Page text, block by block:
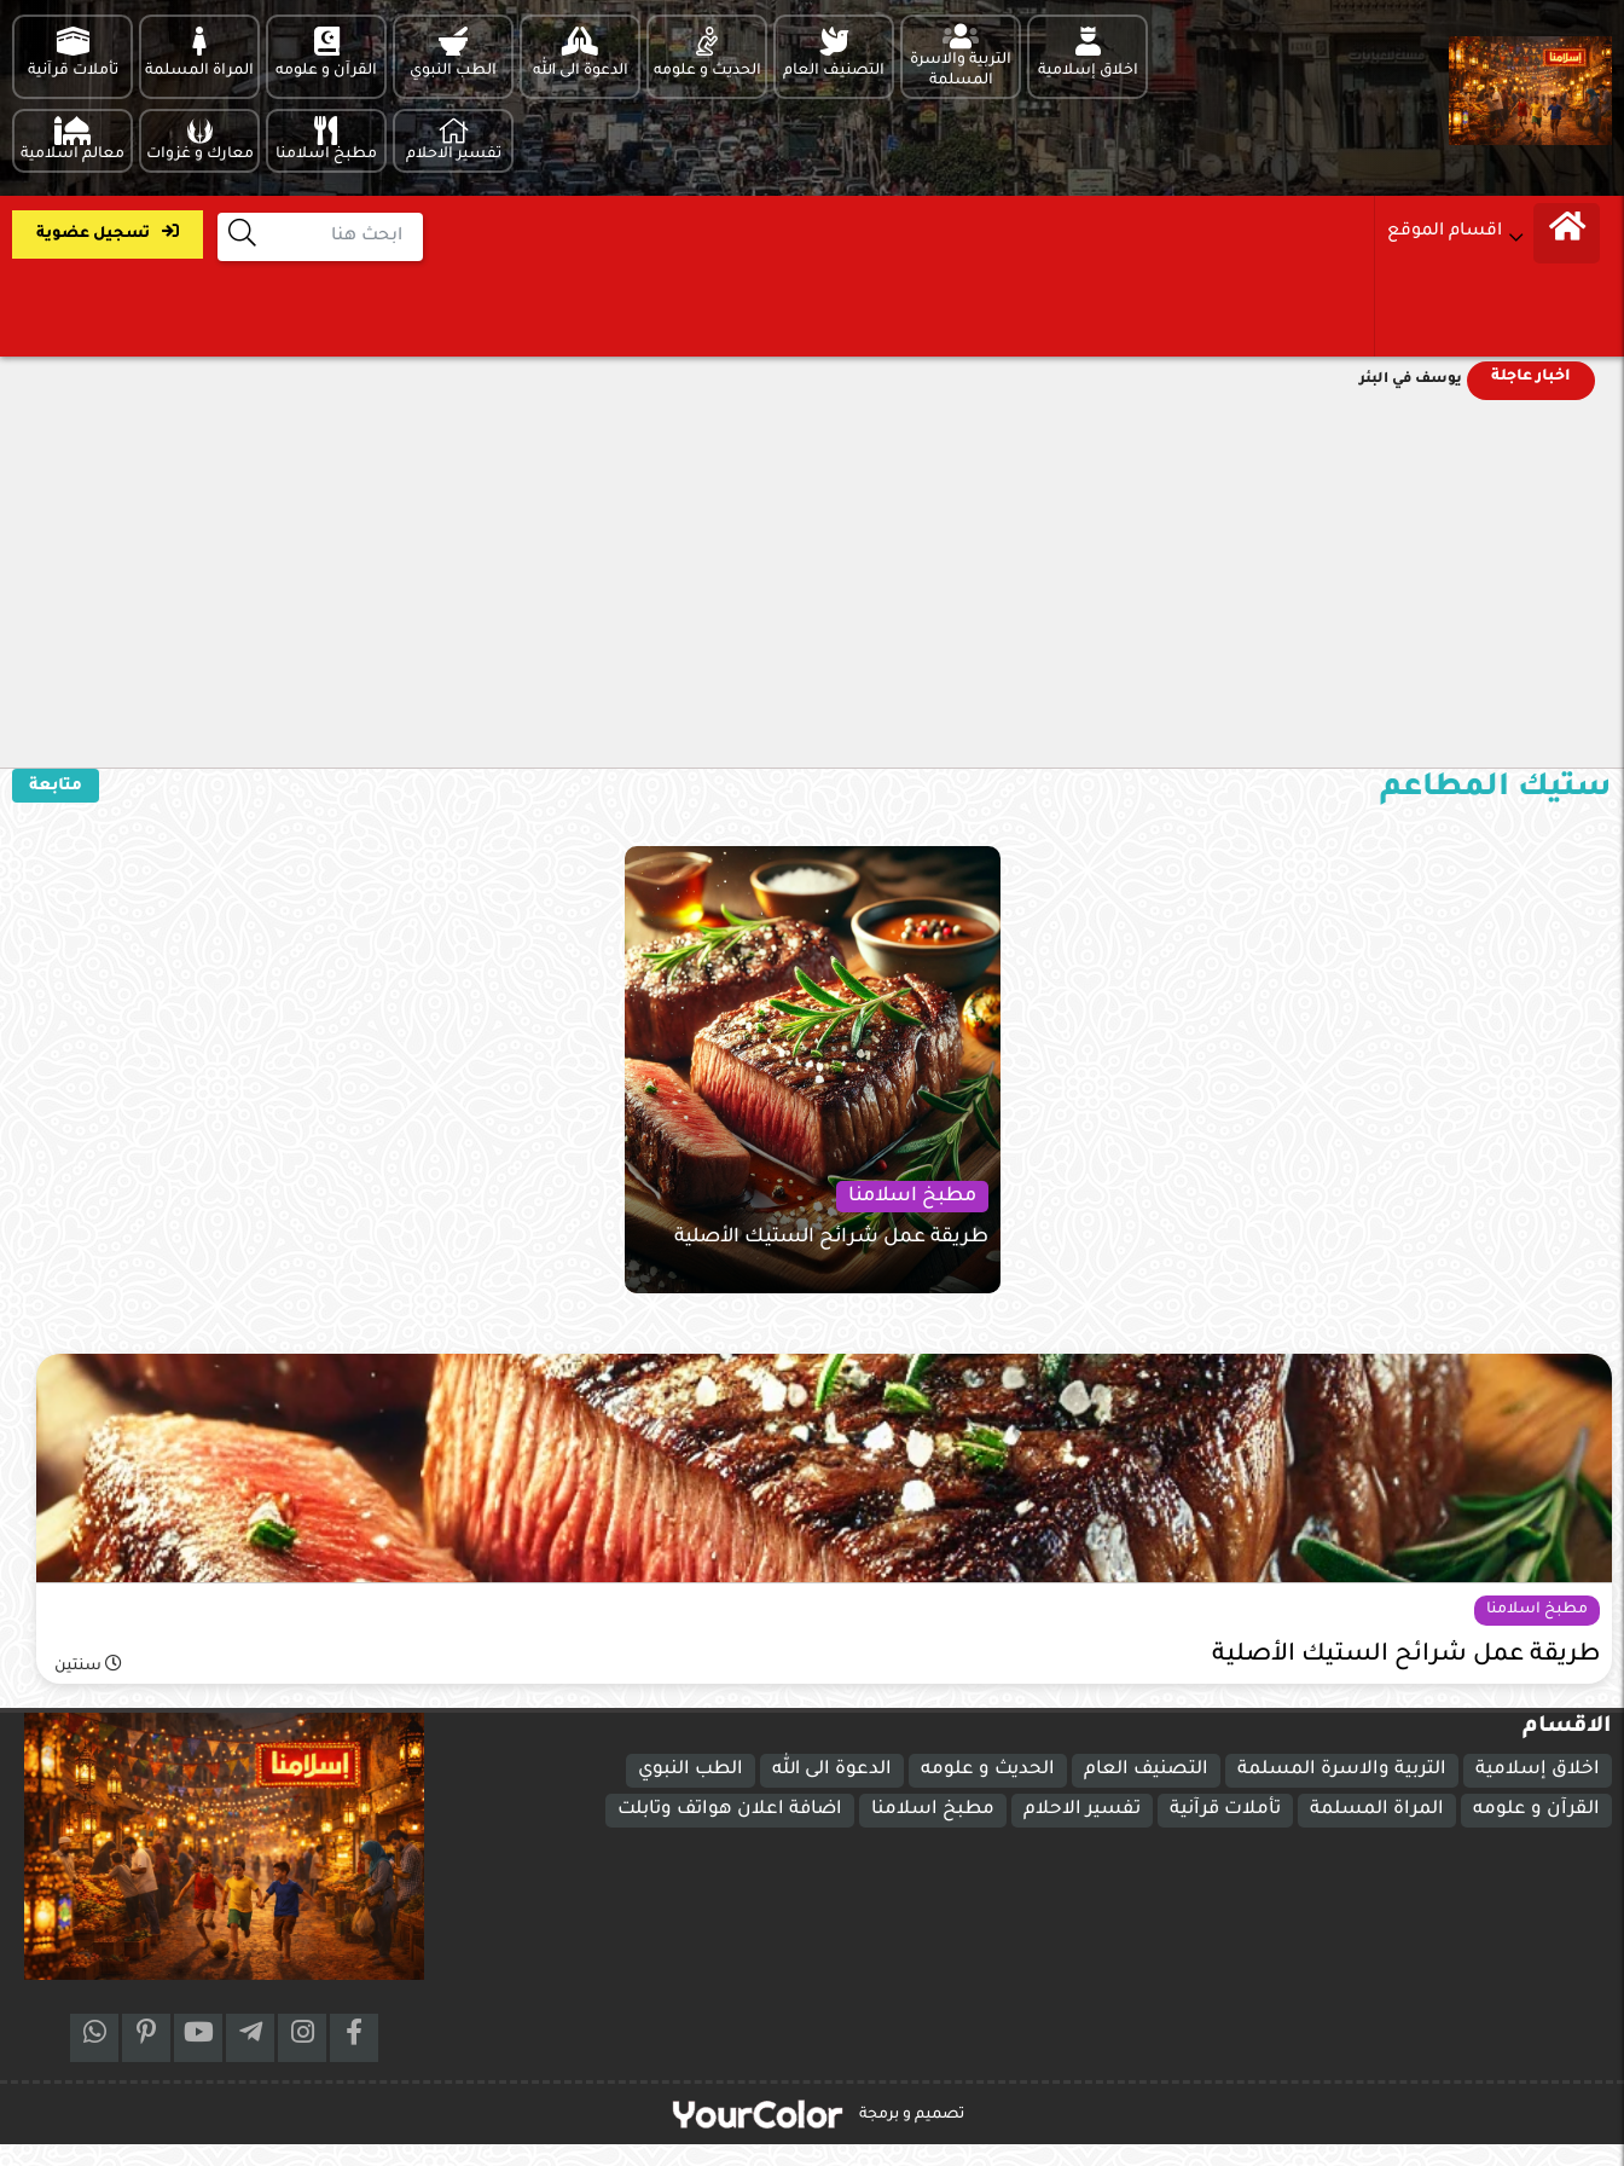
اخلاق إسلامية
التربية والاسرة
المسلمة
التصنيف العام الحديث و علومه الدعوة الى الله الطب النبوي القرآن و علومه المراة المسلمة تأملات قرآنية
تفسير الاحلام مطبخ اسلامنا معارك و غزوات معالم اسلامية
اقسام الموقع تسجيل عضوية
اخبار عاجلة يوسف في البئر
ستيك المطاعم متابعة
مطبخ اسلامنا
طريقة عمل شرائح الستيك الأصلية
مطبخ اسلامنا
طريقة عمل شرائح الستيك الأصلية سنتين
الاقسام
اخلاق إسلامية التربية والاسرة المسلمة التصنيف العام الحديث و علومه الدعوة الى الله
الطب النبوي
القرآن و علومه
المراة المسلمة تأملات قرآنية تفسير الاحلام مطبخ اسلامنا اضافة اعلان هواتف وتابلت
تصميم و برمجة